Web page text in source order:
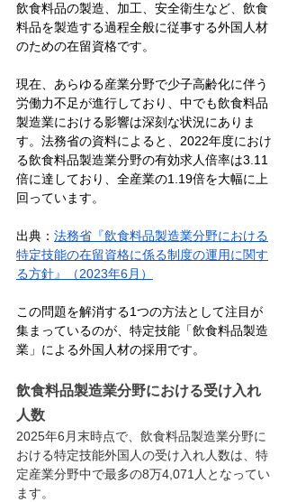
飲食料品の製造、加工、安全衛生など、飲食
料品を製造する過程全般に従事する外国人材
のための在留資格です。
現在、あらゆる産業分野で少子高齢化に伴う
労働力不足が進行しており、中でも飲食料品
製造業における影響は深刻な状況にありま
す。法務省の資料によると、2022年度におけ
る飲食料品製造業分野の有効求人倍率は3.11
倍に達しており、全産業の1.19倍を大幅に上
回っています。
出典： 法務省『飲食料品製造業分野における
特定技能の在留資格に係る制度の運用に関す
る方針』（2023年6月）
この問題を解消する1つの方法として注目が
集まっているのが、特定技能「飲食料品製造
業」による外国人材の採用です。
飲食料品製造業分野における受け入れ
人数
2025年6月末時点で、飲食料品製造業分野に
おける特定技能外国人の受け入れ人数は、特
定産業分野中で最多の8万4,071人となってい
ます。